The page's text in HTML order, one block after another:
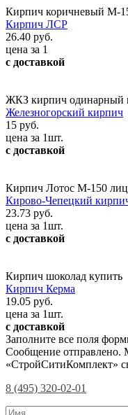
Кирпич коричневый М-
Кирпич ЛСР
26.40 руб.
цена за 1
с доставкой
ЖКЗ кирпич одинарный
Железногорский кирпич
15 руб.
цена за 1шт.
с доставкой
Кирпич Лотос М-150
Кирово-Чепецкий
23.73 руб.
цена за 1шт.
с доставкой
Кирпич шоколад купить
Кирпич Керма
19.05 руб.
цена за 1шт.
с доставкой
Заполните все поля
Сообщение
«СтройСитиКомплект»
8 (495) 320-02-01